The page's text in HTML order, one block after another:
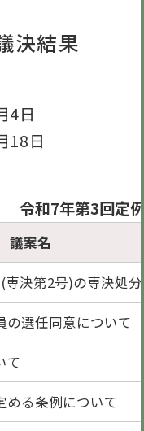
決結果
日
日
令和7年第3回定
議案名
決第2号)の専決処
の選任同意について
て
める条例について